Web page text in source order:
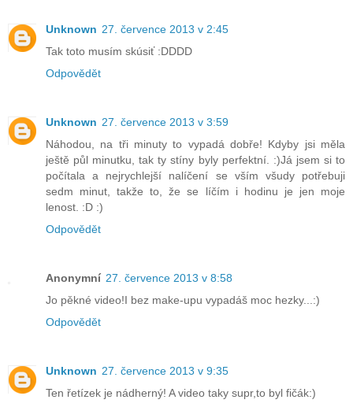
Unknown 27. července 2013 v 2:45
Tak toto musím skúsiť :DDDD
Odpovědět
Unknown 27. července 2013 v 3:59
Náhodou, na tři minuty to vypadá dobře! Kdyby jsi měla
ještě půl minutku, tak ty stíny byly perfektní. :)Já jsem si to
počítala a nejrychlejší nalíčení se vším všudy potřebuji
sedm minut, takže to, že se líčím i hodinu je jen moje
lenost. :D :)
Odpovědět
Anonymní 27. července 2013 v 8:58
Jo pěkné video!I bez make-upu vypadáš moc hezky...:)
Odpovědět
Unknown 27. července 2013 v 9:35
Ten řetízek je nádherný! A video taky supr,to byl fičák:)